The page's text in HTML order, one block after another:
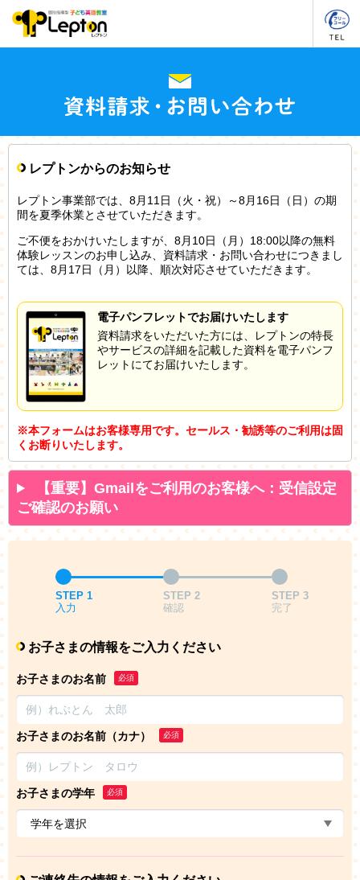
レプトンからのお知らせ
レプトン事業部では、8月11日（火・祝）～8月16日（日）の期
間を夏季休業とさせていただきます。
ご不便をおかけいたしますが、8月10日（月）18:00以降の無料
体験レッスンのお申し込み、資料請求・お問い合わせにつきまし
ては、8月17日（月）以降、順次対応させていただきます。
電子パンフレットでお届けいたします
資料請求をいただいた方には、レプトンの特長
やサービスの詳細を記載した資料を電子パンフ
レットにてお届けいたします。
※本フォームはお客様専用です。セールス・勧誘等のご利用は固
くお断りいたします。
【重要】Gmailをご利用のお客様へ：受信設定
ご確認のお願い
STEP 1
入力
STEP 2
確認
STEP 3
完了
お子さまの情報をご入力ください
お子さまのお名前 必須
お子さまのお名前（カナ） 必須
お子さまの学年 必須